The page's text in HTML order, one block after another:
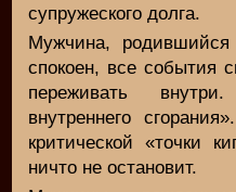
супружеского долга.
Мужчина, родившийся
спокоен, все события
переживать
внутреннего
критической «точки
ничто не остановит.